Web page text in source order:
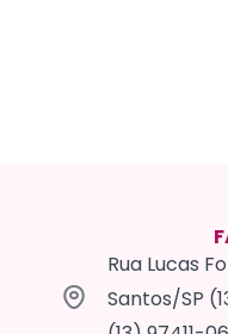
Rua Lucas
Santos/SP